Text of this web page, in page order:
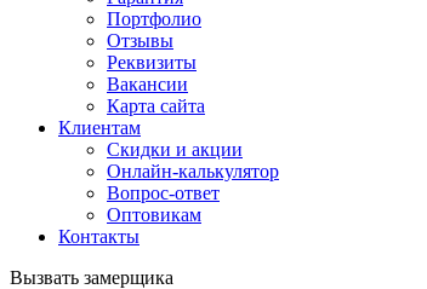
Портфолио
Отзывы
Реквизиты
Вакансии
Карта сайта
Клиентам
Скидки и акции
Онлайн-калькулятор
Вопрос-ответ
Оптовикам
Контакты
Вызвать замерщика